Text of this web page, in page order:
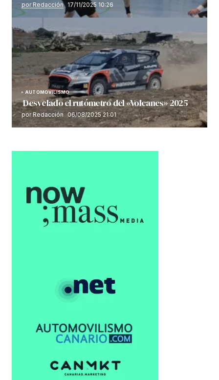
por Redacción 17/11/2025 10:26
AUTOMOVILISMO
Desvelado el rutómetro del «Volcanes» 2025
por Redacción 06/08/2025 21:01